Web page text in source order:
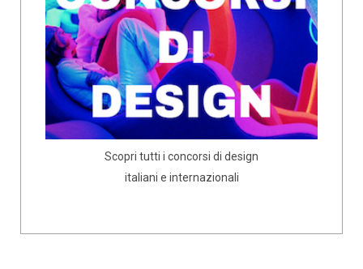
Scopri tutti i concorsi di design
italiani e internazionali